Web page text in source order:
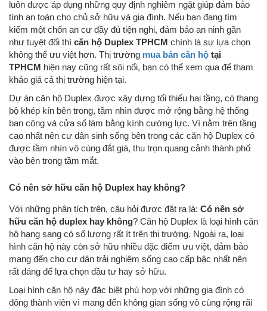
luôn được áp dụng những quy định nghiêm ngặt giúp đảm bảo
tính an toàn cho chủ sở hữu và gia đình. Nếu bạn đang tìm
kiếm một chốn an cư đầy đủ tiện nghi, đảm bảo an ninh gần
như tuyệt đối thì căn hộ Duplex TPHCM chính là sự lựa chọn
không thể ưu việt hơn. Thị trường mua bán căn hộ tại
TPHCM hiện nay cũng rất sôi nổi, bạn có thể xem qua để tham
khảo giá cả thị trường hiện tại.
Dự án căn hộ Duplex được xây dựng tối thiểu hai tầng, có thang
bộ khép kín bên trong, tầm nhìn được mở rộng bằng hệ thống
ban công và cửa sổ làm bằng kính cường lực. Vì nằm trên tầng
cao nhất nên cư dân sinh sống bên trong các căn hộ Duplex có
được tầm nhìn vô cùng đắt giá, thu trọn quang cảnh thành phố
vào bên trong tầm mắt.
Có nên sở hữu căn hộ Duplex hay không?
Với những phân tích trên, câu hỏi được đặt ra là: Có nên sở
hữu căn hộ duplex hay không? Căn hộ Duplex là loại hình căn
hộ hạng sang có số lượng rất ít trên thị trường. Ngoài ra, loại
hình căn hộ này còn sở hữu nhiều đặc điểm ưu việt, đảm bảo
mang đến cho cư dân trải nghiệm sống cao cấp bậc nhất nên
rất đáng để lựa chọn đầu tư hay sở hữu.
Loại hình căn hộ này đặc biệt phù hợp với những gia đình có
đông thành viên vì mang đến không gian sống vô cùng rộng rãi